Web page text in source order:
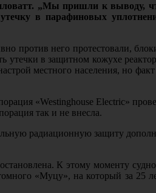
„Мы пришли к выводу,
в парафиновых
против него протестовали,
в защитном кожухе
местного населения, но факт
«Westinghouse Electric»
так и не внесла.
радиационную защиту
К этому моменту
«Муцу», на который за 25